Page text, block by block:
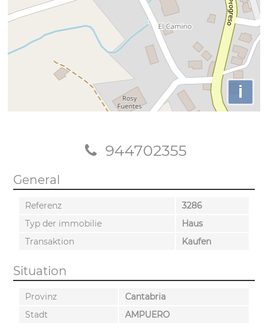
i
944702355
General
Referenz
3286
Typ der immobilie
Haus
Transaktion
Kaufen
Situation
Provinz
Cantabria
Stadt
AMPUERO